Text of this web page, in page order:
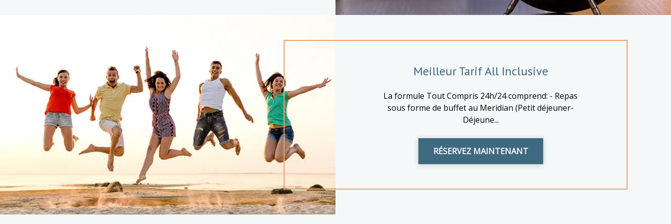
Meilleur Tarif All Inclusive
La formule Tout Compris 24h/24 comprend: - Repas
sous forme de buffet au Meridian (Petit déjeuner-
Déjeune...
RÉSERVEZ MAINTENANT